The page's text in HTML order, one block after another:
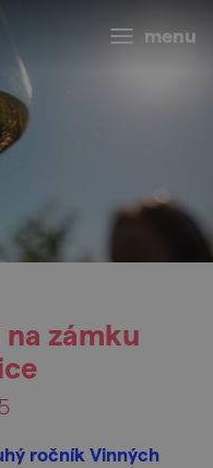
menu
zámku
ročník Vinných